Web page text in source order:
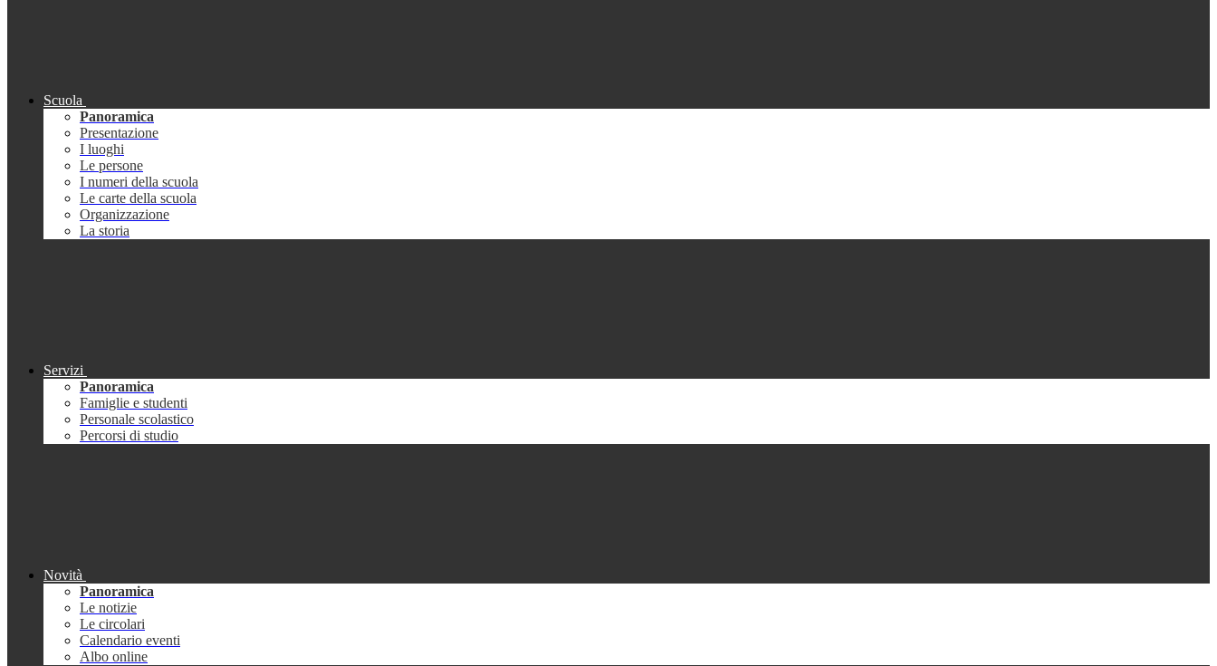
Scuola
Panoramica
Presentazione
I luoghi
Le persone
I numeri della scuola
Le carte della scuola
Organizzazione
La storia
Servizi
Panoramica
Famiglie e studenti
Personale scolastico
Percorsi di studio
Novità
Panoramica
Le notizie
Le circolari
Calendario eventi
Albo online